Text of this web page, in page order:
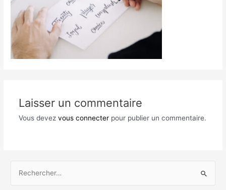
Laisser un commentaire
Vous devez vous connecterpour publier un commentaire.